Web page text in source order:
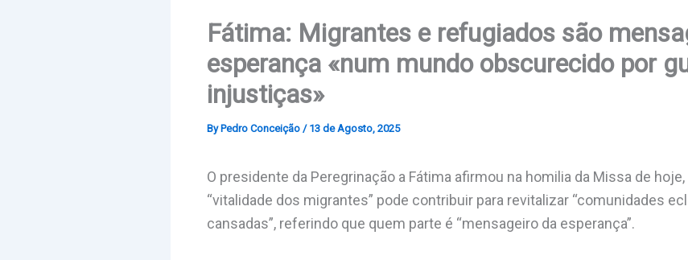
Fátima: Migrantes e refugiados são
esperança «num mundo obscurecido por
injustiças»
By Pedro Conceição / 13 de Agosto, 2025
O presidente da Peregrinação a Fátima afirmou na homilia da Missa de
“vitalidade dos migrantes” pode contribuir para revitalizar “comunidades
cansadas”, referindo que quem parte é “mensageiro da esperança”.